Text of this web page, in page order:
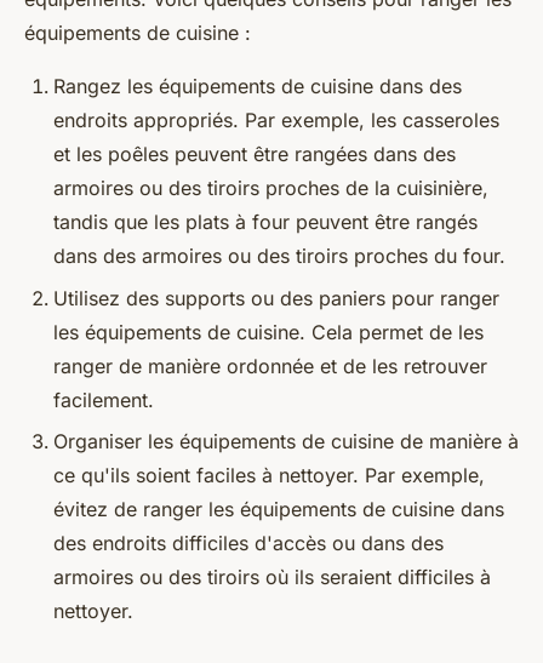
équipements de cuisine :
Rangez les équipements de cuisine dans des
endroits appropriés. Par exemple, les casseroles
et les poêles peuvent être rangées dans des
armoires ou des tiroirs proches de la cuisinière,
tandis que les plats à four peuvent être rangés
dans des armoires ou des tiroirs proches du four.
Utilisez des supports ou des paniers pour ranger
les équipements de cuisine. Cela permet de les
ranger de manière ordonnée et de les retrouver
facilement.
Organiser les équipements de cuisine de manière à
ce qu'ils soient faciles à nettoyer. Par exemple,
évitez de ranger les équipements de cuisine dans
des endroits difficiles d'accès ou dans des
armoires ou des tiroirs où ils seraient difficiles à
nettoyer.